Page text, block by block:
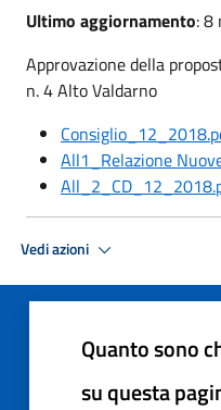
Ultimo aggiornamento: 8
Approvazione della
n. 4 Alto Valdarno
All1_Relazione
Vedi azioni
Quanto sono
su questa